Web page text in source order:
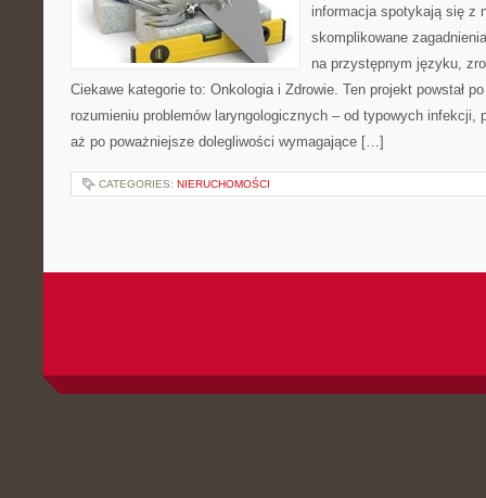
informacja spotykają się z
skomplikowane
na przystępnym języku,
Ciekawe kategorie to: Onkologia i Zdrowie. Ten projekt powstał
rozumieniu problemów laryngologicznych – od typowych infekcji,
aż po poważniejsze dolegliwości wymagające […]
CATEGORIES: NIERUCHOMOŚCI